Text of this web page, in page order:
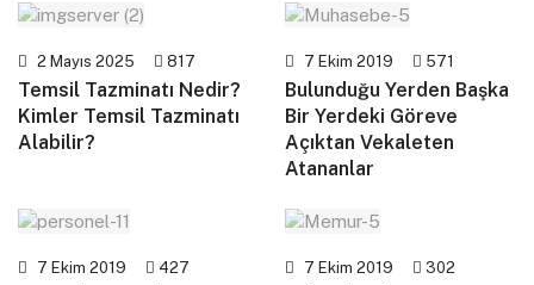
2 Mayıs 2025 817
Temsil Tazminatı Nedir?
Kimler Temsil Tazminatı
Alabilir?
7 Ekim 2019 571
Bulunduğu Yerden Başka
Bir Yerdeki Göreve
Açıktan Vekaleten
Atananlar
7 Ekim 2019 427 7 Ekim 2019 302